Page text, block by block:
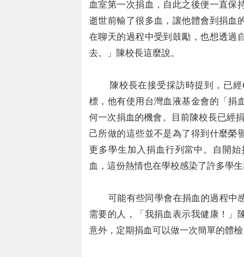
血室第一次捐血，自此之後便一直保
逝世前輸了很多血，讓他體會到捐血
在聊天的過程中受到鼓勵，也想透過
去。」陳校長這麼說。
陳校長在接受採訪時提到，已經
標，他有使用台灣血液基金會的「捐
何一次捐血的機會。目前陳校長已經
己所做的這些並不是為了得到什麼榮
更多學生加入捐血行列當中。自開
血，這份熱情也在學校感染了許多學生
可能有些同學會在捐血的過程中感
需要的人，「我捐血表示我健康！」
意外，定期捐血可以做一次簡單的體